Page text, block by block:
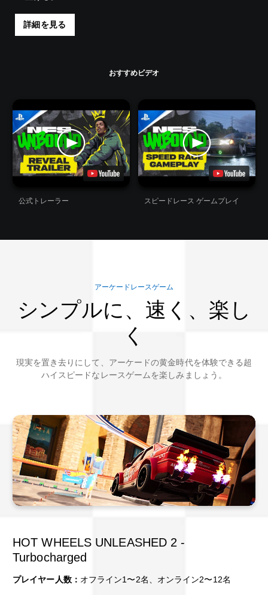
詳細を見る
おすすめビデオ
公式トレーラー スピードレース ゲームプレイ
アーケードレースゲーム
シンプルに、速く、楽し
く
現実を置き去りにして、アーケードの黄金時代を体験できる超
ハイスピードなレースゲームを楽しみましょう。
HOT WHEELS UNLEASHED 2 -
Turbocharged
プレイヤー人数： オフライン1〜2名、オンライン2〜12名